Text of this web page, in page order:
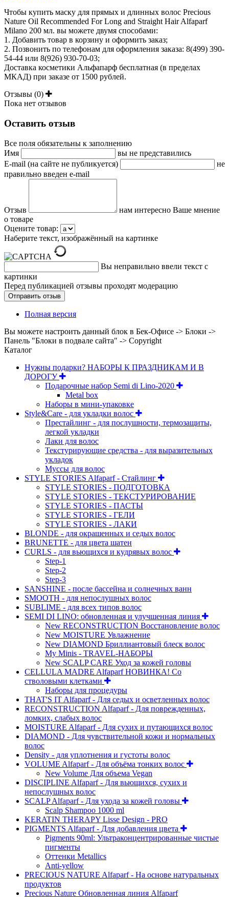
Чтобы купить маску для прямых и длинных волос Precious
Nature Oil Recommended For Long and Straight Hair Alfaparf
Milano 200 мл. вы можете двумя способами:
1. Добавить товар в корзину и оформить заказ;
2. Позвонить по телефонам для оформления заказа: 8(499) 390-
54-44 или 8(926) 930-70-03;
Доставка косметики Альфапарф бесплатная (в пределах
МКАД) при заказе от 1500 рублей.
Отзывы (0)
Пока нет отзывов
Оставить отзыв
Все поля обязательны к заполнению
Имя
вы не представились
E-mail (на сайте не публикуется)
не
правильно введен e-mail
Отзыв
нам интересно Ваше мнение
о товаре
Оцените товар:
Наберите текст, изображённый на картинке
Вы неправильно ввели текст с
картинки
Перед публикацией отзывы проходят модерацию
Полная версия
Вы можете настроить данный блок в Бек-Офисе -> Блоки ->
Панель "Блоки в подвале сайта" -> Copyright
Каталог
Нужны подарки? НАБОРЫ К ПРАЗДНИКАМ И В
ДОРОГУ
Подарочные набор Semi di Lino-2020
Metal box
Наборы в мини-упаковке
Style&Care - для укладки волос
Престайлинг - для послушности, термозащиты,
легкой укладки
Лаки для волос
Текстурирующие средства - для выразительных
укладок
Муссы для волос
STYLE STORIES Alfaparf - Стайлинг
STYLE STORIES - ПОДГОТОВКА
STYLE STORIES - ТЕКСТУРИРОВАНИЕ
STYLE STORIES - ПАСТЫ
STYLE STORIES - ГЕЛИ
STYLE STORIES - ЛАКИ
BLONDE - для окрашенных и седых волос
BRUNETTE - для цвета шатен
CURLS - для вьющихся и кудрявых волос
Step-1
Step-2
Step-3
SANSHINE - после бассейна и солнечных ванн
SMOOTH - для непослушных волос
SUBLIME - для всех типов волос
SEMI DI LINO: обновленная и улучшенная линия
New RECONSTRUCTION Восстановление волос
New MOISTURE Увлажнение
New DIAMOND Бриллиантовый блеск волос
My Minis - TRAVEL-НАБОРЫ
New SCALP CARE Уход за кожей головы
CELLULA MADRE Alfaparf НОВИНКА! Со
стволовыми клетками
Наборы для процедуры
THAT'S IT Alfaparf - Для седых и осветленных волос
RECONSTRUCTION Alfaparf - Для поврежденных,
ломких, слабых волос
MOISTURE Alfaparf - Для сухих и путающихся волос
DIAMOND - Для чувствительной кожи и нормальных
волос
Density - для уплотнения и густоты волос
VOLUME Alfaparf - Для объёма тонких волос
New Volume Для объема Vegan
DISCIPLINE Alfaparf - Для вьющихся, сухих и
непослушных волос
SCALP Alfaparf - Для ухода за кожей головы
Scalp Shampoo 1000 ml
KERATIN THERAPY Lisse Design - PRO
PIGMENTS Alfaparf - Для добавления цвета
Pigments 90ml: Ультраконцентрированные чистые
пигменты
Оттенки Metallics
Anti-yellow
PRECIOUS NATURE Alfaparf - На основе натуральных
продуктов
Precious Nature Обновленная линия Alfaparf